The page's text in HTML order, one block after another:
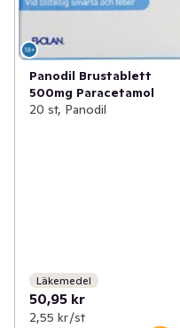
Panodil Brustablett
500mg Paracetamol
20 st, Panodil
Läkemedel
50,95 kr
2,55 kr /st